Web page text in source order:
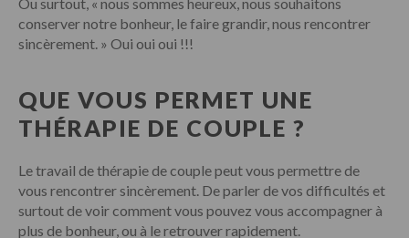
conserver notre bonheur, le faire grandir, nous rencontrer
sincèrement. » Oui oui oui !!!
QUE VOUS PERMET UNE
THÉRAPIE DE COUPLE ?
Le travail de thérapie de couple peut vous permettre de
vous rencontrer sincèrement. De parler de vos difficultés et
surtout de voir comment vous pouvez vous accompagner à
plus de bonheur, ou à le retrouver rapidement.